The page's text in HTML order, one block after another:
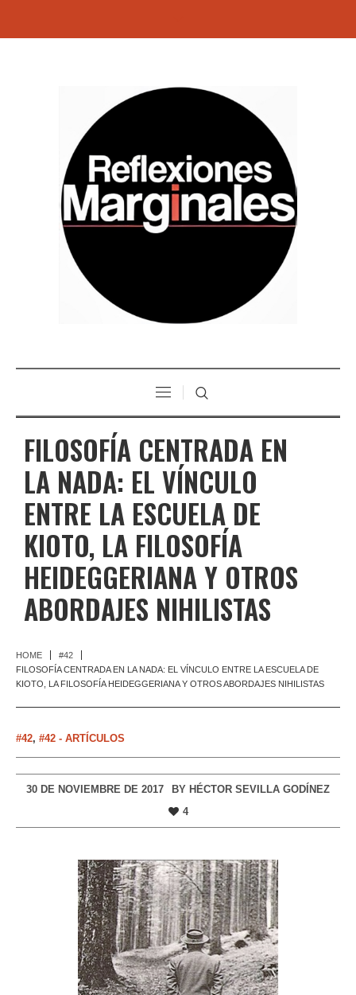
FILOSOFÍA CENTRADA EN
LA NADA: EL VÍNCULO
ENTRE LA ESCUELA DE
KIOTO, LA FILOSOFÍA
HEIDEGGERIANA Y OTROS
ABORDAJES NIHILISTAS
HOME
#42
FILOSOFÍA CENTRADA EN LA NADA: EL VÍNCULO ENTRE LA ESCUELA DE
KIOTO, LA FILOSOFÍA HEIDEGGERIANA Y OTROS ABORDAJES NIHILISTAS
#42, #42 - ARTÍCULOS
30 DE NOVIEMBRE DE 2017 BY HÉCTOR SEVILLA GODÍNEZ
4